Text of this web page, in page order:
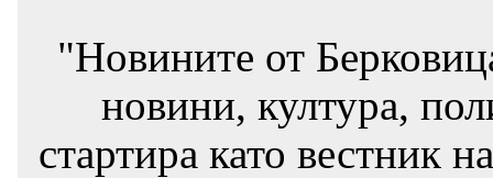
"Новините от
новини, култура,
стартира като вестник